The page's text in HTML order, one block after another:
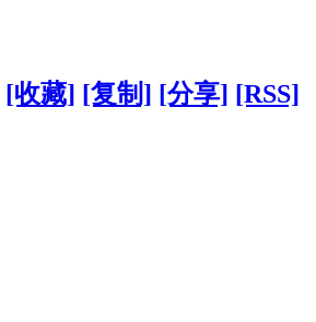
[收藏] [复制] [分享] [RSS]